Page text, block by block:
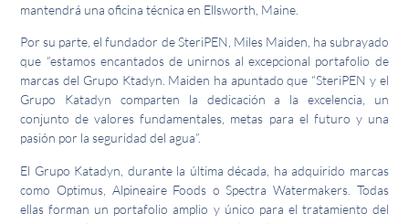
mantendrá una oficina técnica en Ellsworth, Maine.
Por su parte, el fundador de SteriPEN, Miles Maiden, ha subrayado
que “estamos encantados de unirnos al excepcional portafolio de
marcas del Grupo Ktadyn. Maiden ha apuntado que “SteriPEN y el
Grupo Katadyn comparten la dedicación a la excelencia, un
conjunto de valores fundamentales, metas para el futuro y una
pasión por la seguridad del agua”.
El Grupo Katadyn, durante la última década, ha adquirido marcas
como Optimus, Alpineaire Foods o Spectra Watermakers. Todas
ellas forman un portafolio amplio y único para el tratamiento del